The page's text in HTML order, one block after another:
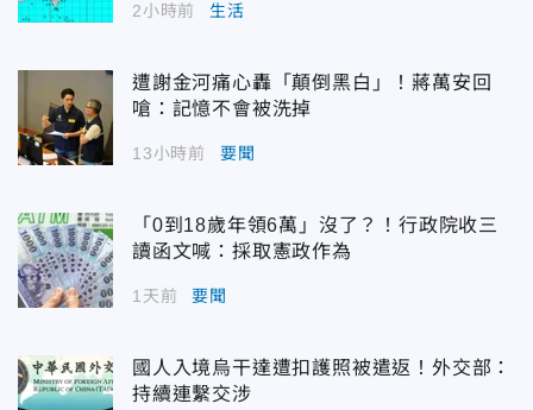
2小時前 生活
遭謝金河痛心轟「顛倒黑白」！蔣萬安回
嗆：記憶不會被洗掉
13小時前 要聞
「0到18歲年領6萬」沒了？！行政院收三
讀函文喊：採取憲政作為
1天前 要聞
國人入境烏干達遭扣護照被遣返！外交部：
持續連繫交涉